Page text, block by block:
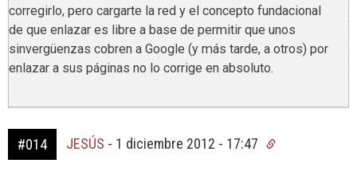
corregirlo, pero cargarte la red y el concepto fundacional
de que enlazar es libre a base de permitir que unos
sinvergüenzas cobren a Google (y más tarde, a otros) por
enlazar a sus páginas no lo corrige en absoluto.
#014 JESÚS - 1 diciembre 2012 - 17:47